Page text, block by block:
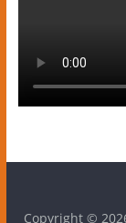
Copyright ©